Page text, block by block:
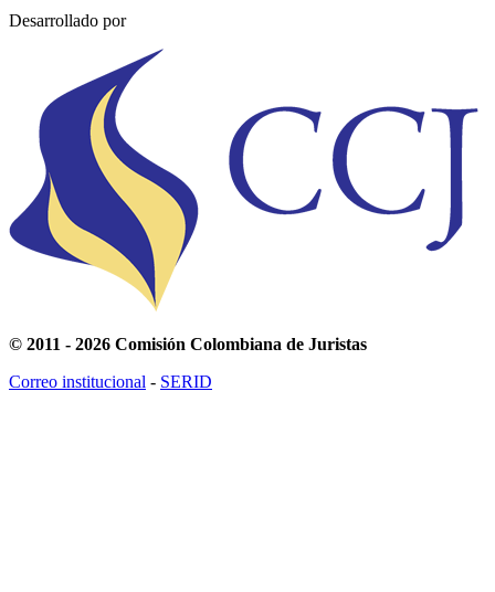
Desarrollado por
© 2011 - 2026 Comisión Colombiana de Juristas
Correo institucional - SERID